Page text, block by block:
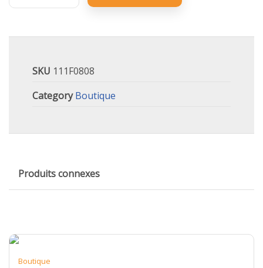
SKU 111F0808
Category Boutique
Produits connexes
Boutique